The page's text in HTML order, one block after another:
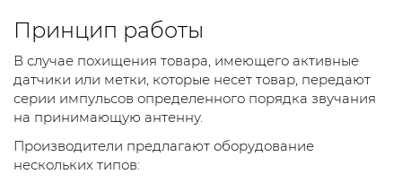
Принцип работы
В случае похищения товара, имеющего активные
датчики или метки, которые несет товар, передают
серии импульсов определенного порядка звучания
на принимающую антенну.
Производители предлагают оборудование
нескольких типов: